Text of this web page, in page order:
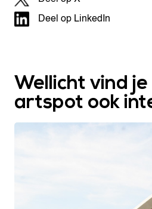
Deel op LinkedIn
Wellicht vind je
artspot ook